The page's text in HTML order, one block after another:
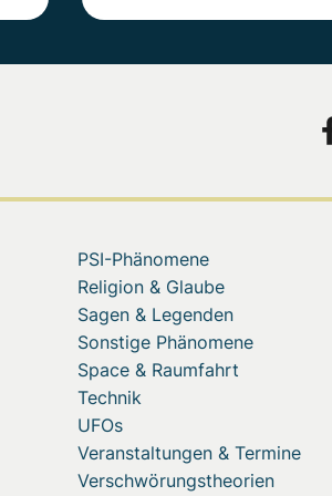
PSI-Phänomene
Religion & Glaube
Sagen & Legenden
Sonstige Phänomene
Space & Raumfahrt
Technik
UFOs
Veranstaltungen & Termine
Verschwörungstheorien